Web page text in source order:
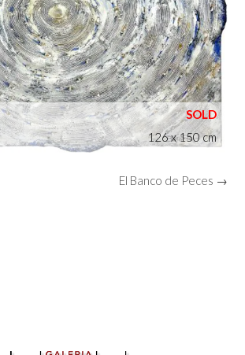
126 x 150 cm
El Banco de Peces →